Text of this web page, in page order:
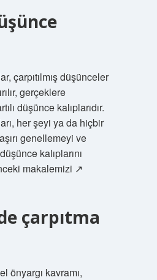
çarpıtılmış düşünceler
gerçeklere
düşünce kalıplarıdır.
her şeyi ya da hiçbir
genellemeyi ve
kalıplarını
makalemizi ↗
çarpıtma
önyargı kavramı,